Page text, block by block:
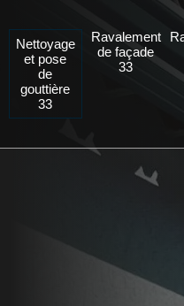
Nettoyage
et pose
de
gouttière
33
Ravalement
de façade
33